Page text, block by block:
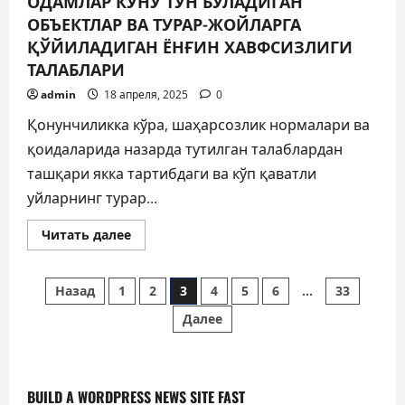
ОБЪЕКТЛАР ВА ТУРАР-ЖОЙЛАРГА
ҚЎЙИЛАДИГАН ЁНҒИН ХАВФСИЗЛИГИ
ТАЛАБЛАРИ
admin 18 апреля, 2025 0
Қонунчиликка кўра, шаҳарсозлик нормалари ва
қоидаларида назарда тутилган талаблардан
ташқари якка тартибдаги ва кўп қаватли
уйларнинг турар...
Читать далееПрочитать
больше
КУНУ
ТУН
БЎЛАДИГАН
ОБЪЕКТЛАР
ХАВФСИЗЛИГИ
Пагинация
Назад 1 2 3 4 5 6 …
33
Далее
BUILD A WORDPRESS NEWS SITE FAST